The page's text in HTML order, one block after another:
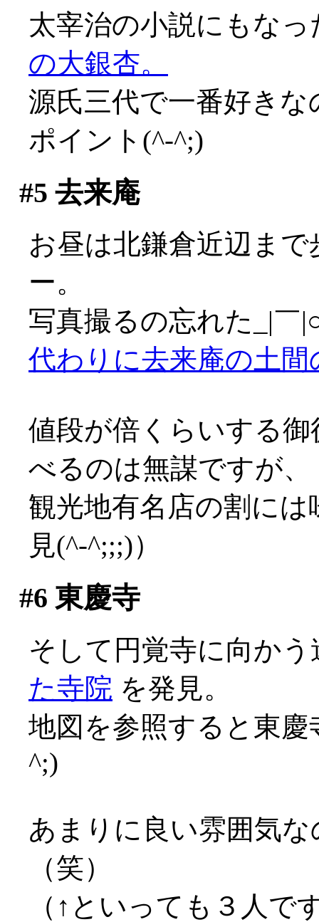
太宰治の小説にもな
の大銀杏。
源氏三代で一番好き
ポイント(^-^;)
#5 去来庵
お昼は北鎌倉近辺ま
ー。
写真撮るの忘れた_|￣
代わりに去来庵の土間
値段が倍くらいする
べるのは無謀ですが、
観光地有名店の割に
見(^-^;;;)）
#6 東慶寺
そして円覚寺に向か
た寺院 を発見。
地図を参照すると東
^;)
あまりに良い雰囲気
（笑）
（↑といっても３人で